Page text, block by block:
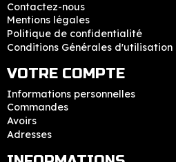
Contactez-nous
Mentions légales
Politique de confidentialité
Conditions Générales d'utilisation
VOTRE COMPTE
Informations personnelles
Commandes
Avoirs
Adresses